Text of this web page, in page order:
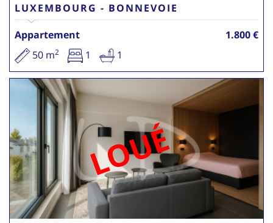
LUXEMBOURG - BONNEVOIE
Appartement
1.800 €
50 m2 1 1
LOUÉ